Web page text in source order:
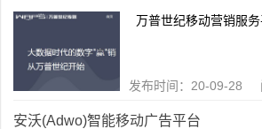
万普世纪移动营销服
发布时间：20-09-28
安沃(Adwo)智能移动广告平台